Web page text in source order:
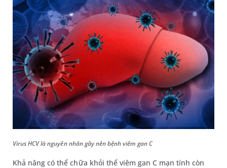
Virus HCV là nguyên nhân gây nên bệnh viêm gan C
Khả năng có thể chữa khỏi thể viêm gan C mạn tính còn